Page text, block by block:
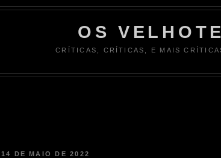
OS
CRÍTICAS, CRÍTICAS, E MAIS
DE MAIO DE 2022